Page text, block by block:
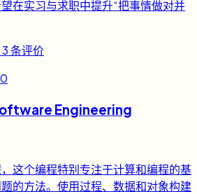
在实习与求职中提升“把事情做对并
3条评价
Engineering
这个编程特别专注于计算和编程的基
的方法。使用过程、数据和对象构建